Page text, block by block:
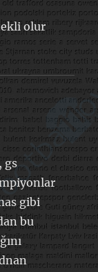
olur
gs
gibi
bu